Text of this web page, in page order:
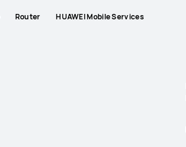
Router HUAWEI Mobile Services